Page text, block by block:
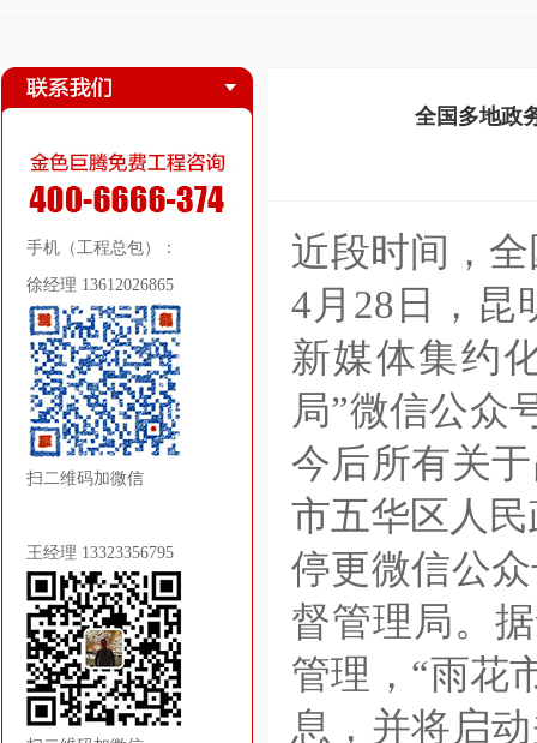
手机（工程总包）：
徐经理 13612026865
扫二维码加微信
王经理 13323356795
全国多地政
近段时间，
4月28日，昆
新媒体集约
局”微信公众
今后所有关
市五华区人
停更微信公
督管理局。
管理，“雨花
息，并将启